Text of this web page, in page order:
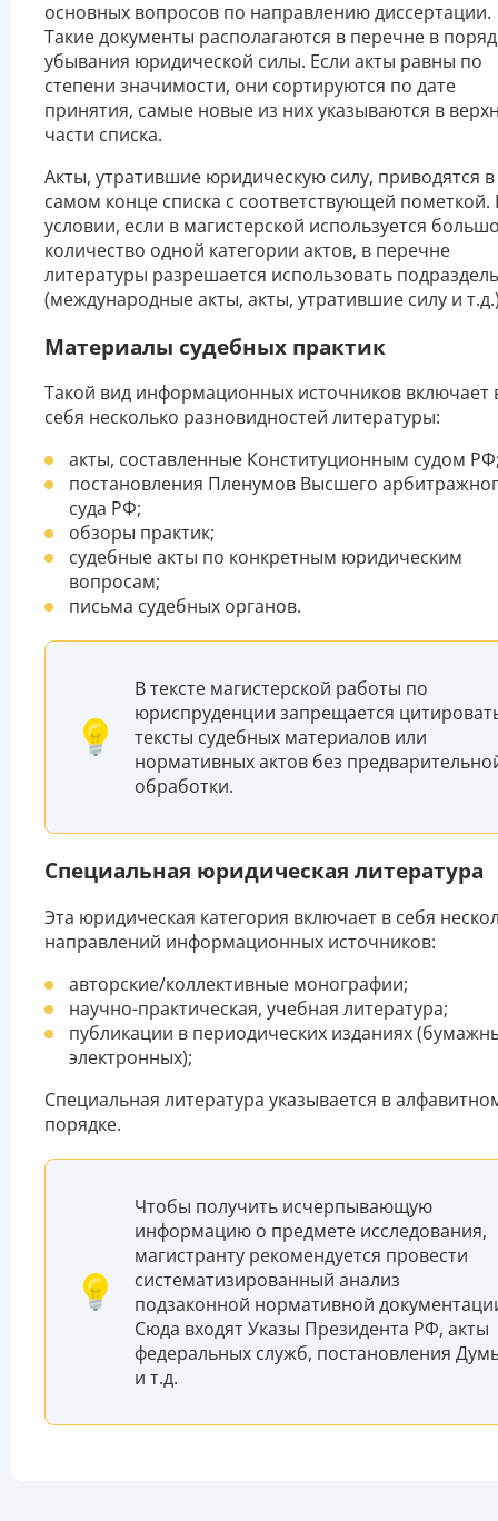
основных вопросов по направлению диссертации.
Такие документы располагаются в перечне в
убывания юридической силы. Если акты равны по
степени значимости, они сортируются по дате
принятия, самые новые из них указываются в
части списка.
Акты, утратившие юридическую силу, приводятся в
самом конце списка с соответствующей
условии, если в магистерской используется
количество одной категории актов, в перечне
литературы разрешается использовать
(международные акты, акты, утратившие силу и
Материалы судебных практик
Такой вид информационных источников включает
себя несколько разновидностей литературы:
акты, составленные Конституционным судом
постановления Пленумов Высшего
суда РФ;
обзоры практик;
судебные акты по конкретным юридическим
вопросам;
письма судебных органов.
В тексте магистерской работы по
юриспруденции запрещается
тексты судебных материалов или
нормативных актов без
обработки.
Специальная юридическая литература
Эта юридическая категория включает в себя
направлений информационных источников:
авторские/коллективные монографии;
научно-практическая, учебная литература;
публикации в периодических изданиях
электронных);
Специальная литература указывается в
порядке.
Чтобы получить исчерпывающую
информацию о предмете исследования,
магистранту рекомендуется провести
систематизированный анализ
подзаконной нормативной
Сюда входят Указы Президента РФ, акты
федеральных служб, постановления
и т.д.